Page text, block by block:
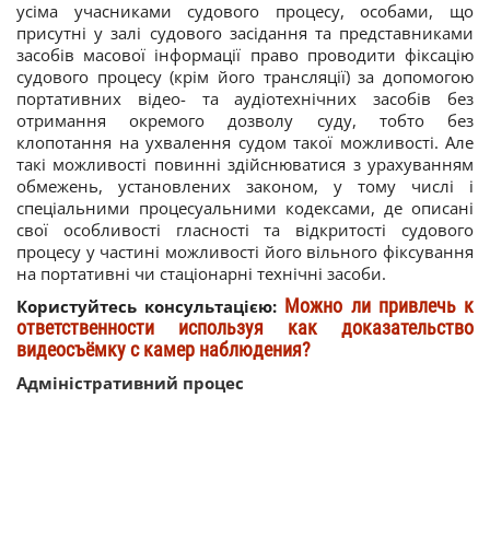
усіма учасниками судового процесу, особами, що
присутні у залі судового засідання та представниками
засобів масової інформації право проводити фіксацію
судового процесу (крім його трансляції) за допомогою
портативних відео- та аудіотехнічних засобів без
отримання окремого дозволу суду, тобто без
клопотання на ухвалення судом такої можливості. Але
такі можливості повинні здійснюватися з урахуванням
обмежень, установлених законом, у тому числі і
спеціальними процесуальними кодексами, де описані
свої особливості гласності та відкритості судового
процесу у частині можливості його вільного фіксування
на портативні чи стаціонарні технічні засоби.
Користуйтесь консультацією: Можно ли привлечь к
ответственности используя как доказательство
видеосъёмку с камер наблюдения?
Адміністративний процес